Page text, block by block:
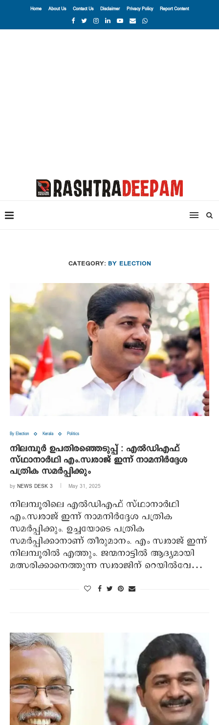
Home About Us Contact Us Disclaimer Privacy Policy Report Content
CATEGORY: BY ELECTION
By Election Kerala Politics
നിലമ്പൂര്‍ ഉപതിരഞ്ഞെടുപ്പ് : എല്‍ഡിഎഫ്
സ്ഥാനാര്‍ഥി എം.സ്വരാജ് ഇന്ന് നാമനിര്‍ദ്ദേശ
പത്രിക സമര്‍പ്പിക്കും
by NEWS DESK 3 May 31, 2025
നിലമ്പൂരിലെ എല്‍ഡിഎഫ് സ്ഥാനാര്‍ഥി
എം.സ്വരാജ് ഇന്ന് നാമനിര്‍ദ്ദേശ പത്രിക
സമര്‍പ്പിക്കും. ഉച്ചയോടെ പത്രിക
സമര്‍പ്പിക്കാനാണ് തീരുമാനം. എം സ്വരാജ് ഇന്ന്
നിലമ്പൂരില്‍ എത്തും. ജന്മനാട്ടില്‍ ആദ്യമായി
മത്സരിക്കാനെത്തുന്ന സ്വരാജിന് റെയില്‍വേ…